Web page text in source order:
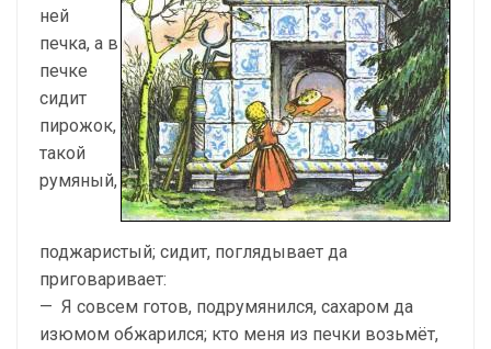
ней
печка, а в
печке
сидит
пирожок,
такой
румяный,
поджаристый; сидит, поглядывает да
приговаривает:
— Я совсем готов, подрумянился, сахаром да
изюмом об­жарился; кто меня из печки возьмёт,